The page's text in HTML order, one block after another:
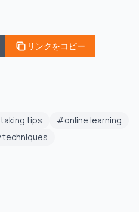
リンクをコピー
tips #online learning
techniques